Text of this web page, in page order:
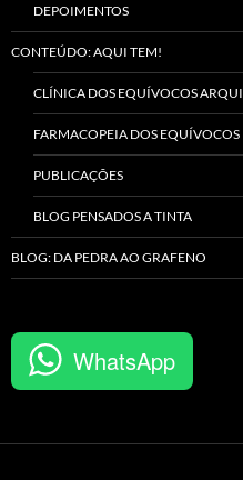
DEPOIMENTOS
CONTEÚDO: AQUI TEM!
CLÍNICA DOS EQUÍVOCOS
FARMACOPEIA DOS EQUÍVOCOS
PUBLICAÇÕES
BLOG PENSADOS A TINTA
BLOG: DA PEDRA AO GRAFENO
WhatsApp